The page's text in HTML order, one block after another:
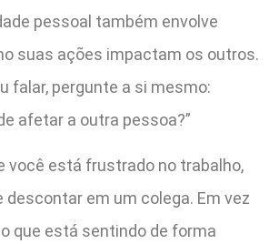
pessoal também envolve
suas ações impactam os outros.
falar, pergunte a si mesmo:
afetar a outra pessoa?”
você está frustrado no trabalho,
descontar em um colega. Em vez
que está sentindo de forma